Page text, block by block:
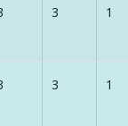
3 1
3 1